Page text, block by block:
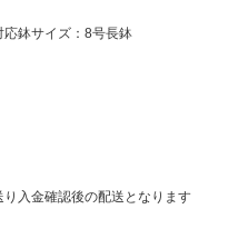
鉢サイズ：8号長鉢
入金確認後の配送となります